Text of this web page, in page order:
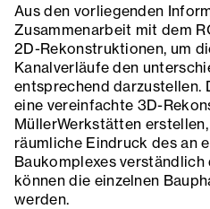
Aus den vorliegenden
Zusammenarbeit mit dem
2D-Rekonstruktionen, um
Kanalverläufe den
entsprechend darzustellen.
eine vereinfachte 3D-
MüllerWerkstätten
räumliche Eindruck des an
Baukomplexes
können die einzelnen
werden.